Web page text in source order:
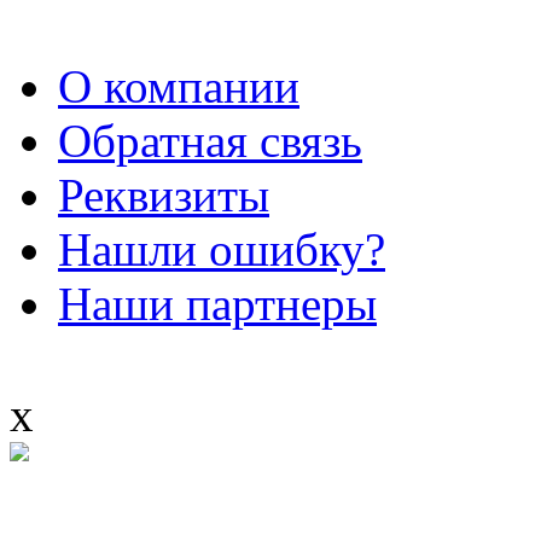
О компании
Обратная связь
Реквизиты
Нашли ошибку?
Наши партнеры
x